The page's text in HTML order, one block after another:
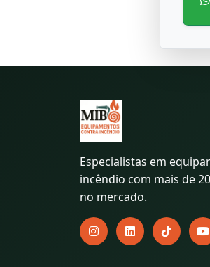
Especialistas em
incêndio com mais de
no mercado.